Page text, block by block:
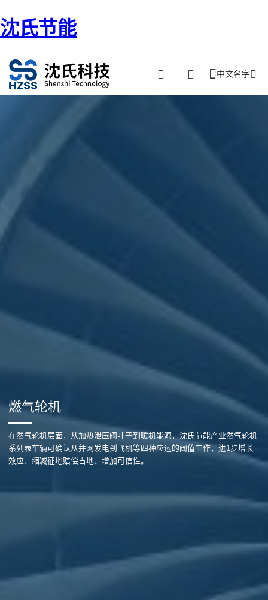
沈氏节能
中文名字
燃气轮机
在然气轮机层面，从加热泄压阀叶子到暖机能源，沈氏节能产业然气轮机
系列表车辆可确认从并网发电到飞机等四种应运的阀值工作，进1步增长
效应、缩减征地赔偿占地、增加可信性。